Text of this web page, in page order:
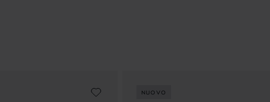
NUOVO